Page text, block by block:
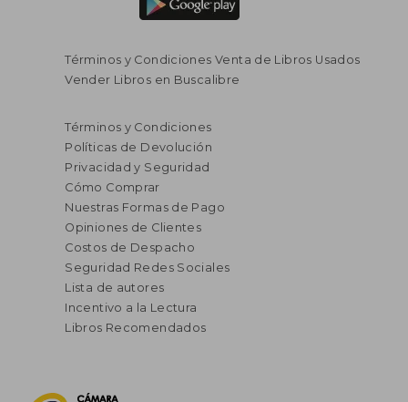
Términos y Condiciones Venta de Libros Usados
Vender Libros en Buscalibre
Términos y Condiciones
Políticas de Devolución
Privacidad y Seguridad
Cómo Comprar
Nuestras Formas de Pago
Opiniones de Clientes
Costos de Despacho
Seguridad Redes Sociales
Lista de autores
Incentivo a la Lectura
Libros Recomendados